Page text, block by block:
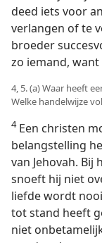
deed iets voor
verlangen of te
broeder
zo iemand,
4, 5. (a) Waar heeft
Welke handelwijze
4Een christen
belangstelling
van Jehovah. Bij
snoeft hij niet
liefde wordt
tot stand heeft
niet